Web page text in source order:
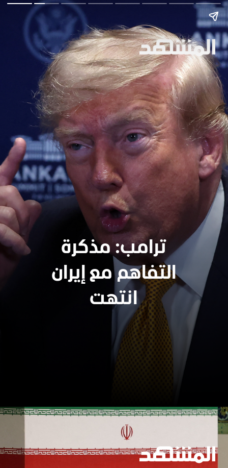
ترامب: مذكرة
التفاهم مع إيران
انتهت